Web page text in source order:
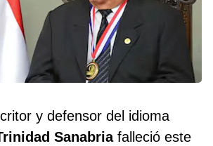
y defensor del idioma
Sanabriafalleció este